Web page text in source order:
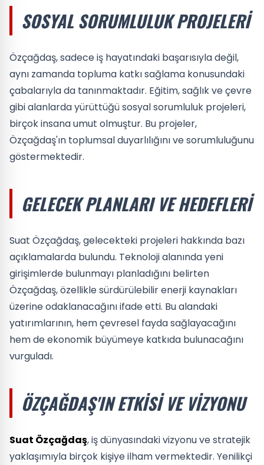
SOSYAL SORUMLULUK PROJELERI
Özçağdaş, sadece iş hayatındaki başarısıyla değil,
aynı zamanda topluma katkı sağlama konusundaki
çabalarıyla da tanınmaktadır. Eğitim, sağlık ve çevre
gibi alanlarda yürüttüğü sosyal sorumluluk projeleri,
birçok insana umut olmuştur. Bu projeler,
Özçağdaş'ın toplumsal duyarlılığını ve sorumluluğunu
göstermektedir.
GELECEK PLANLARI VE HEDEFLERI
Suat Özçağdaş, gelecekteki projeleri hakkında bazı
açıklamalarda bulundu. Teknoloji alanında yeni
girişimlerde bulunmayı planladığını belirten
Özçağdaş, özellikle sürdürülebilir enerji kaynakları
üzerine odaklanacağını ifade etti. Bu alandaki
yatırımlarının, hem çevresel fayda sağlayacağını
hem de ekonomik büyümeye katkıda bulunacağını
vurguladı.
ÖZÇAĞDAŞ'IN ETKISI VE VIZYONU
Suat Özçağdaş, iş dünyasındaki vizyonu ve stratejik
yaklaşımıyla birçok kişiye ilham vermektedir. Yenilikçi